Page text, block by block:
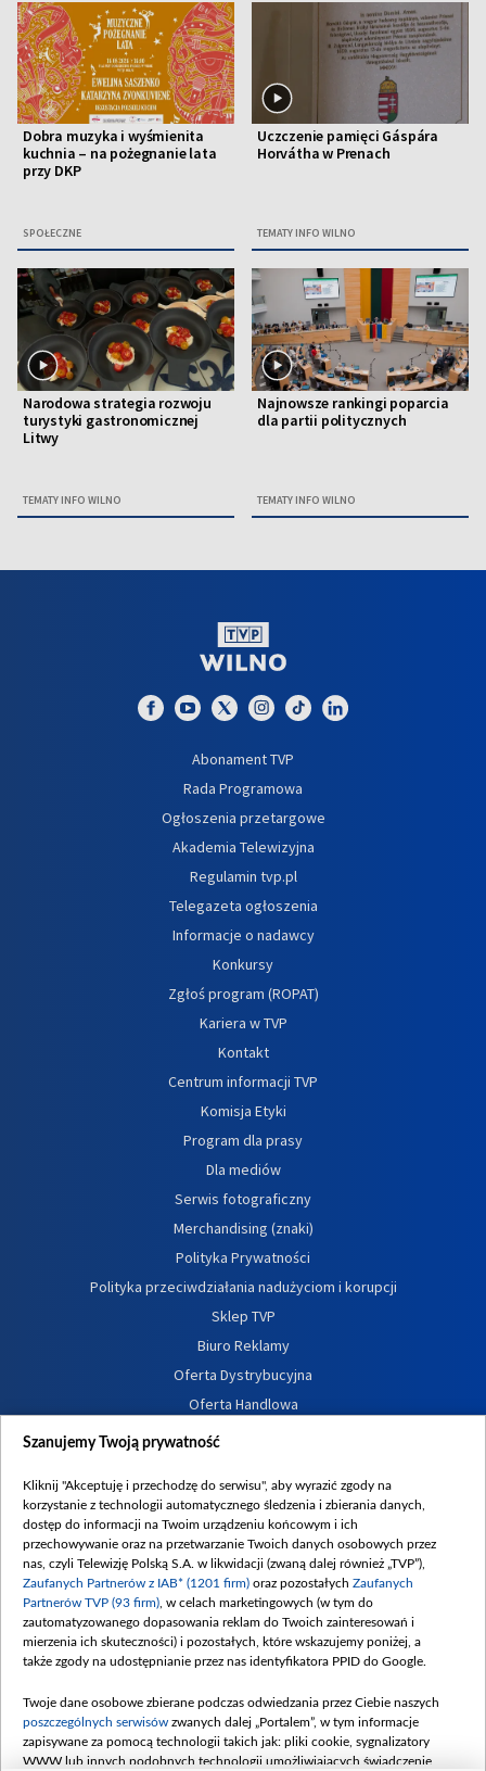
Dobra muzyka i wyśmienita
kuchnia – na pożegnanie lata
przy DKP
SPOŁECZNE
Uczczenie pamięci Gáspára
Horvátha w Prenach
TEMATY INFO WILNO
Narodowa strategia rozwoju
turystyki gastronomicznej
Litwy
TEMATY INFO WILNO
Najnowsze rankingi poparcia
dla partii politycznych
TEMATY INFO WILNO
Abonament TVP
Rada Programowa
Ogłoszenia przetargowe
Akademia Telewizyjna
Regulamin tvp.pl
Telegazeta ogłoszenia
Informacje o nadawcy
Konkursy
Zgłoś program (ROPAT)
Kariera w TVP
Kontakt
Centrum informacji TVP
Komisja Etyki
Program dla prasy
Dla mediów
Serwis fotograficzny
Merchandising (znaki)
Polityka Prywatności
Polityka przeciwdziałania nadużyciom i korupcji
Sklep TVP
Biuro Reklamy
Oferta Dystrybucyjna
Oferta Handlowa
Dostępność
Procedura zgłoszeń wewnętrznych
Szanujemy Twoją prywatność
Kliknij "Akceptuję i przechodzę do serwisu", aby wyrazić zgody na
korzystanie z technologii automatycznego śledzenia i zbierania danych,
dostęp do informacji na Twoim urządzeniu końcowym i ich
przechowywanie oraz na przetwarzanie Twoich danych osobowych przez
nas, czyli Telewizję Polską S.A. w likwidacji (zwaną dalej również „TVP”),
Zaufanych Partnerów z IAB* (1201 firm) oraz pozostałych Zaufanych
Partnerów TVP (93 firm) , w celach marketingowych (w tym do
zautomatyzowanego dopasowania reklam do Twoich zainteresowań i
mierzenia ich skuteczności) i pozostałych, które wskazujemy poniżej, a
także zgody na udostępnianie przez nas identyfikatora PPID do Google.
Twoje dane osobowe zbierane podczas odwiedzania przez Ciebie naszych
poszczególnych serwisów zwanych dalej „Portalem”, w tym informacje
zapisywane za pomocą technologii takich jak: pliki cookie, sygnalizatory
WWW lub innych podobnych technologii umożliwiających świadczenie